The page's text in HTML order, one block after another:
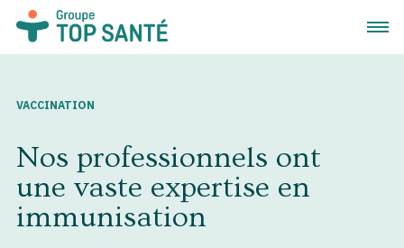
Ouvrir
VACCINATION
Nos professionnels ont
une vaste expertise en
immunisation